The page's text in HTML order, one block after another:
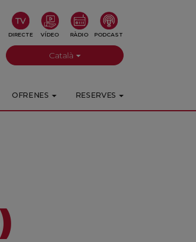
DIRECTE VÍDEO RÀDIO PODCAST
Català
OFRENES RESERVES